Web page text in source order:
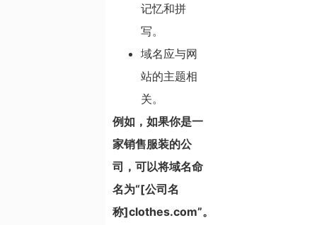
记忆和拼
写。
域名应与网
站的主题相
关。
例如，如果你是一
家销售服装的公
司，可以将域名命
名为“[公司名
称]clothes.com”。